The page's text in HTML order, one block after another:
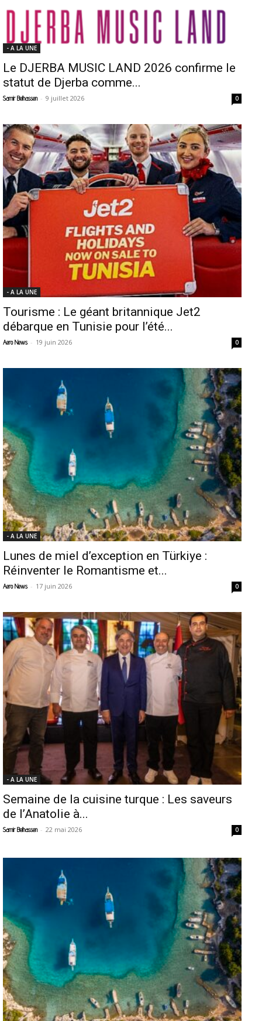
- A LA UNE
Le DJERBA MUSIC LAND 2026 confirme le
statut de Djerba comme...
Samir Belhassen - 9 juillet 2026 0
- A LA UNE
Tourisme : Le géant britannique Jet2
débarque en Tunisie pour l’été...
Aero News - 19 juin 2026 0
- A LA UNE
Lunes de miel d’exception en Türkiye :
Réinventer le Romantisme et...
Aero News - 17 juin 2026 0
- A LA UNE
Semaine de la cuisine turque : Les saveurs
de l’Anatolie à...
Samir Belhassen - 22 mai 2026 0